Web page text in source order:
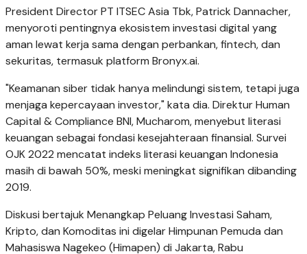
President Director PT ITSEC Asia Tbk, Patrick Dannacher,
menyoroti pentingnya ekosistem investasi digital yang
aman lewat kerja sama dengan perbankan, fintech, dan
sekuritas, termasuk platform Bronyx.ai.
"Keamanan siber tidak hanya melindungi sistem, tetapi juga
menjaga kepercayaan investor," kata dia. Direktur Human
Capital & Compliance BNI, Mucharom, menyebut literasi
keuangan sebagai fondasi kesejahteraan finansial. Survei
OJK 2022 mencatat indeks literasi keuangan Indonesia
masih di bawah 50%, meski meningkat signifikan dibanding
2019.
Diskusi bertajuk Menangkap Peluang Investasi Saham,
Kripto, dan Komoditas ini digelar Himpunan Pemuda dan
Mahasiswa Nagekeo (Himapen) di Jakarta, Rabu